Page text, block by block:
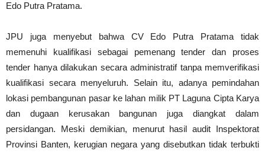
Edo Putra Pratama.
JPU juga menyebut bahwa CV Edo Putra Pratama tidak
memenuhi kualifikasi sebagai pemenang tender dan proses
tender hanya dilakukan secara administratif tanpa memverifikasi
kualifikasi secara menyeluruh. Selain itu, adanya pemindahan
lokasi pembangunan pasar ke lahan milik PT Laguna Cipta Karya
dan dugaan kerusakan bangunan juga diangkat dalam
persidangan. Meski demikian, menurut hasil audit Inspektorat
Provinsi Banten, kerugian negara yang disebutkan tidak terbukti